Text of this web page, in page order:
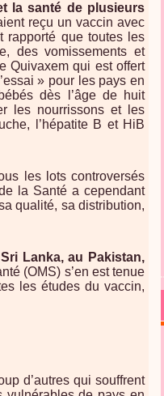
la santé de plusieurs
reçu un vaccin avec
rapporté que toutes les
des vomissements et
Quivaxem qui est offert
» pour les pays en
dès l’âge de huit
les nourrissons et les
l’hépatite B et HiB
les lots controversés
la Santé a cependant
qualité, sa distribution,
Lanka, au Pakistan,
(OMS) s’en est tenue
les études du vaccin,
d’autres qui souffrent